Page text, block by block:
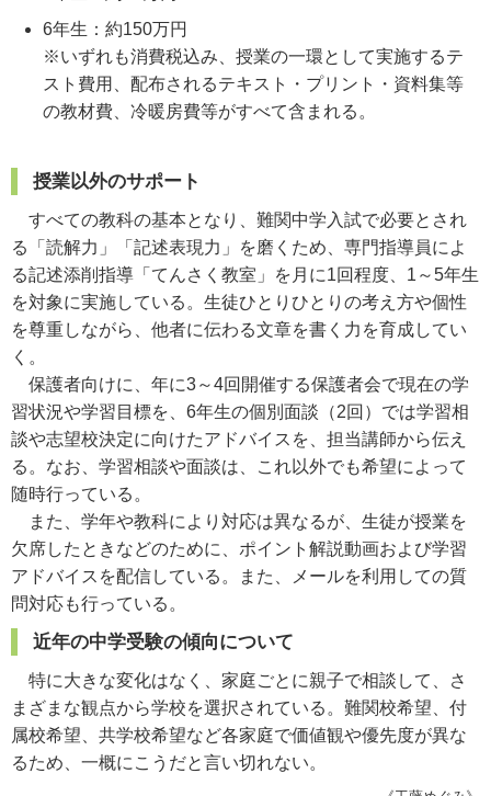
6年生：約150万円
※いずれも消費税込み、授業の一環として実施するテ
スト費用、配布されるテキスト・プリント・資料集等
の教材費、冷暖房費等がすべて含まれる。
授業以外のサポート
すべての教科の基本となり、難関中学入試で必要とされ
る「読解力」「記述表現力」を磨くため、専門指導員によ
る記述添削指導「てんさく教室」を月に1回程度、1～5年生
を対象に実施している。生徒ひとりひとりの考え方や個性
を尊重しながら、他者に伝わる文章を書く力を育成してい
く。
保護者向けに、年に3～4回開催する保護者会で現在の学
習状況や学習目標を、6年生の個別面談（2回）では学習相
談や志望校決定に向けたアドバイスを、担当講師から伝え
る。なお、学習相談や面談は、これ以外でも希望によって
随時行っている。
また、学年や教科により対応は異なるが、生徒が授業を
欠席したときなどのために、ポイント解説動画および学習
アドバイスを配信している。また、メールを利用しての質
問対応も行っている。
近年の中学受験の傾向について
特に大きな変化はなく、家庭ごとに親子で相談して、さ
まざまな観点から学校を選択されている。難関校希望、付
属校希望、共学校希望など各家庭で価値観や優先度が異な
るため、一概にこうだと言い切れない。